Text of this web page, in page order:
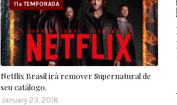
11ª TEMPORADA
Netflix Brasil irá remover Supernatural de
seu catálogo.
January 23, 2018